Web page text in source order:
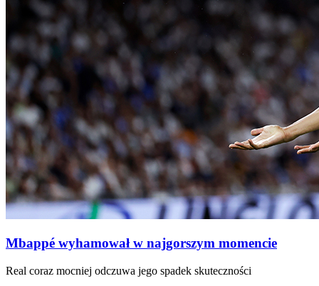
Mbappé wyhamował w najgorszym momencie
Real coraz mocniej odczuwa jego spadek skuteczności